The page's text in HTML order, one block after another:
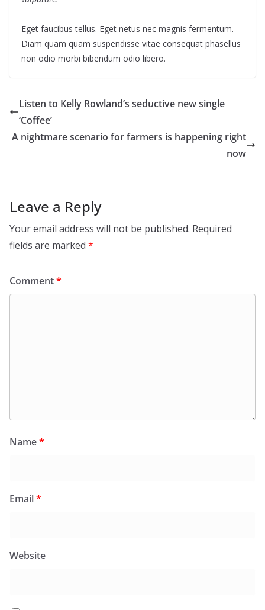
Eget faucibus tellus. Eget netus nec magnis fermentum.
Diam quam quam suspendisse vitae consequat phasellus
non odio morbi bibendum odio libero.
Listen to Kelly Rowland’s seductive new single
‘Coffee’
A nightmare scenario for farmers is happening right
now
Leave a Reply
Your email address will not be published. Required
fields are marked *
Comment*
Name*
Email*
Website